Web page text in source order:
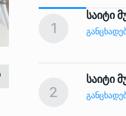
1
საიტი
2
საიტი